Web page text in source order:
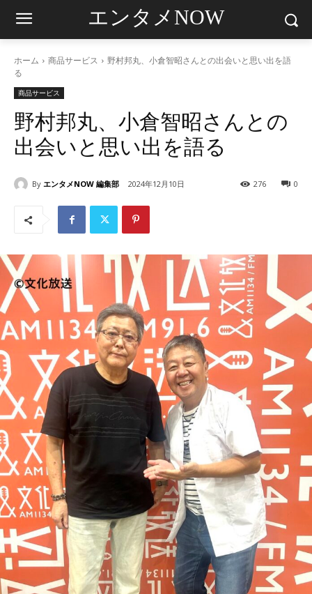
エンタメNOW
ホーム 商品サービス
野村邦丸、小倉智昭さんとの出会いと思い出を語
る
商品サービス
野村邦丸、小倉智昭さんとの
出会いと思い出を語る
By エンタメNOW 編集部 2024年12月10日 0
276